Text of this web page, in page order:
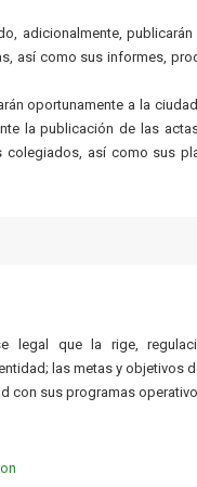
adicionalmente, publicarán
así como sus informes,
oportunamente a la
la publicación de las
colegiados, así como sus
legal que la rige,
las metas y objetivos
con sus programas